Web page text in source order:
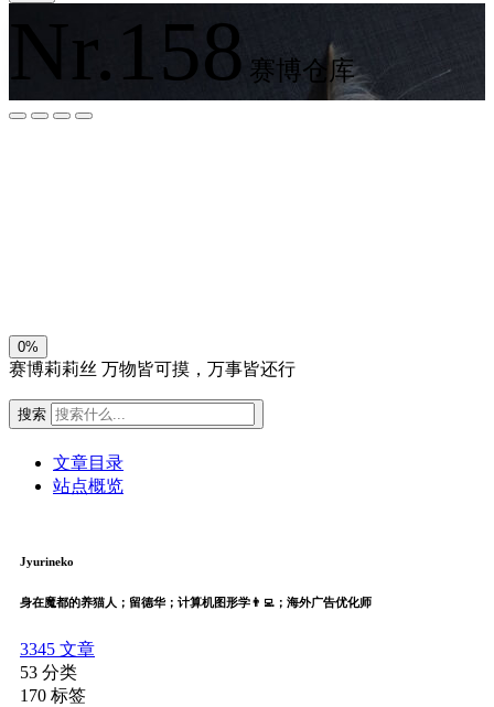
Nr.158 赛博仓库
0%
赛博莉莉丝 万物皆可摸，万事皆还行
搜索
文章目录
站点概览
Jyurineko
身在魔都的养猫人；留德华；计算机图形学👨‍💻；海外广告优化师
3345 文章
53 分类
170 标签